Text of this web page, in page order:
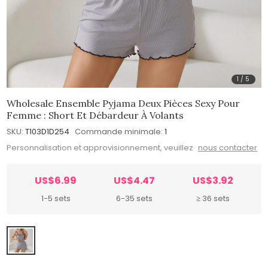
1 / 5
Wholesale Ensemble Pyjama Deux Pièces Sexy Pour
Femme : Short Et Débardeur À Volants
SKU: T103D1D254 Commande minimale: 1
Personnalisation et approvisionnement, veuillez nous contacter
US$6.99
1-5 sets
US$4.47
6-35 sets
US$3.92
≥ 36 sets